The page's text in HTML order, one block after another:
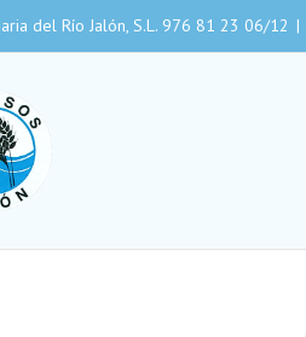
del Río Jalón, S.L. 976 81 23 06/12 |